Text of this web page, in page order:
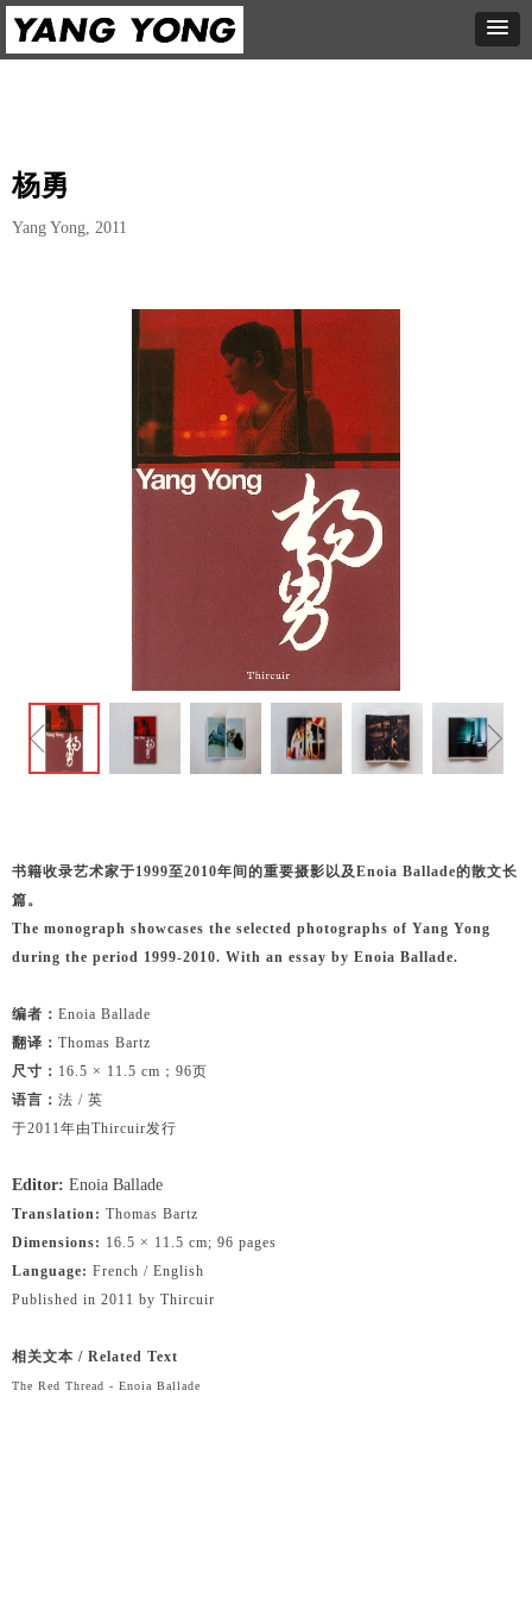
ꁆ ꁇ
杨勇
书籍收录艺术家于1999至2010年间的重要摄影以及Enoia Ballade的散文长
篇。
The monograph showcases the selected photographs of Yang Yong
during the period 1999-2010. With an essay by Enoia Ballade.
编者： Enoia Ballade
翻译： Thomas Bartz
尺寸： 16.5 × 11.5 cm；96页
语言： 法 / 英
于2011年由Thircuir发行
Editor: Enoia Ballade
Translation: Thomas Bartz
Dimensions: 16.5 × 11.5 cm; 96 pages
Language: French / English
Published in 2011 by Thircuir
相关文本 / Related Text
The Red Thread - Enoia Ballade
Yang Yong, 2011